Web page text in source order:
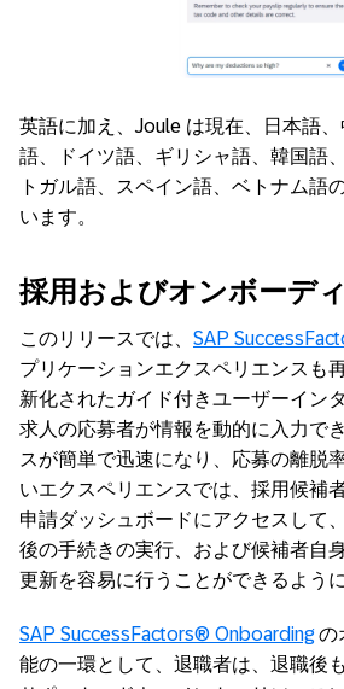
英語に加え、Joule は現在、日本語
語、ドイツ語、ギリシャ語、韓国語
トガル語、スペイン語、ベトナム語
います。
採用およびオンボーデ
このリリースでは、 SAP
プリケーションエクスペリエンスも
新化されたガイド付きユーザーイン
求人の応募者が情報を動的に入力で
スが簡単で迅速になり、応募の離脱
いエクスペリエンスでは、採用候補
申請ダッシュボードにアクセスして
後の手続きの実行、および候補者自
更新を容易に行うことができるよう
SAP SuccessFactors® Onboardingの
能の一環として、退職者は、退職後